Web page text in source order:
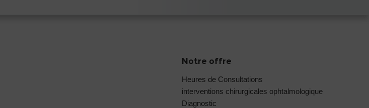
Notre offre
Heures de Consultations
interventions chirurgicales ophtalmologique
Diagnostic